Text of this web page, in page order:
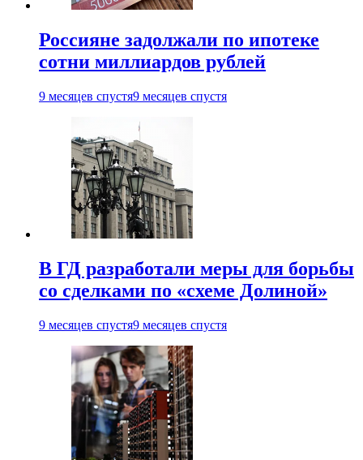
Россияне задолжали по ипотеке
сотни миллиардов рублей
9 месяцев спустя9 месяцев спустя
В ГД разработали меры для борьбы
со сделками по «схеме Долиной»
9 месяцев спустя9 месяцев спустя